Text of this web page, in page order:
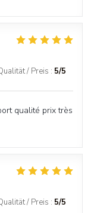
/ Preis : 5/5
qualité prix très
/ Preis : 5/5